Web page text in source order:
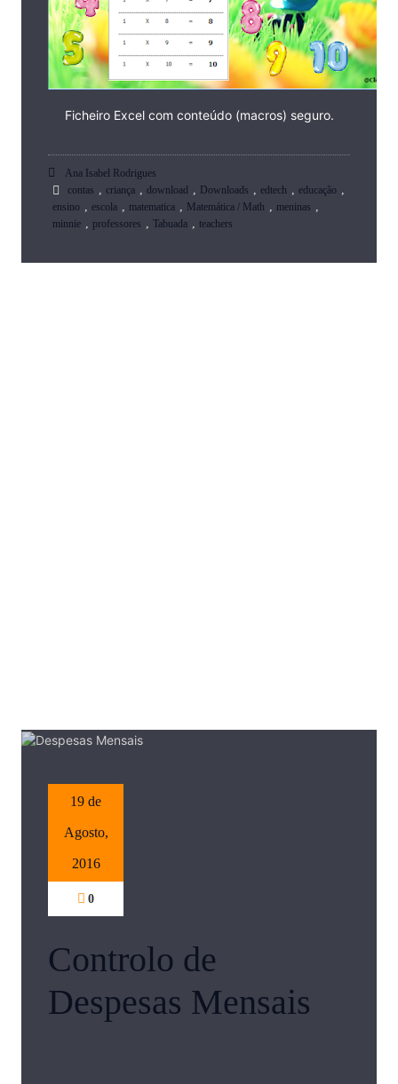
Ficheiro Excel com conteúdo (macros) seguro.
Ana Isabel Rodrigues
contas , criança , download , Downloads , edtech , educação ,
ensino , escola , matematica , Matemática / Math , meninas ,
minnie , professores , Tabuada , teachers
19 de
Agosto,
2016
0
Controlo de
Despesas Mensais